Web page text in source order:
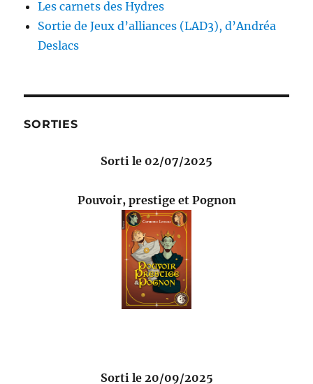
Les carnets des Hydres
Sortie de Jeux d’alliances (LAD3), d’Andréa
Deslacs
SORTIES
Sorti le 02/07/2025
Pouvoir, prestige et Pognon
Sorti le 20/09/2025